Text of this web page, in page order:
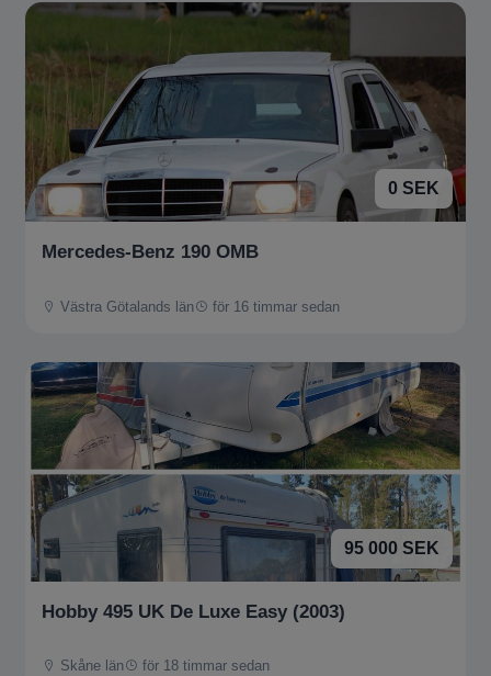
0 SEK
Mercedes-Benz 190 OMB
Västra Götalands län för 16 timmar sedan
95 000 SEK
Hobby 495 UK De Luxe Easy (2003)
Skåne län för 18 timmar sedan